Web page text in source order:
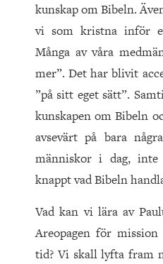
kunskap om Bibeln.
vi som kristna inför
Många av våra
mer”. Det har blivit
”på sitt eget sätt”.
kunskapen om Bibeln
avsevärt på bara
människor i dag,
knappt vad Bibeln
Vad kan vi lära av
Areopagen för
tid? Vi skall lyfta fram